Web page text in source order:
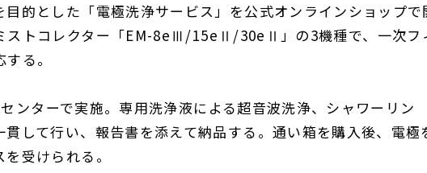
的とした「電極洗浄サービス」を公式オンラインショップで
ストコレクター「EM-8eⅢ/15eⅡ/30eⅡ」の3機種で、一次フ
る。
ンターで実施。専用洗浄液による超音波洗浄、シャワーリン
して行い、報告書を添えて納品する。通い箱を購入後、電極
受けられる。